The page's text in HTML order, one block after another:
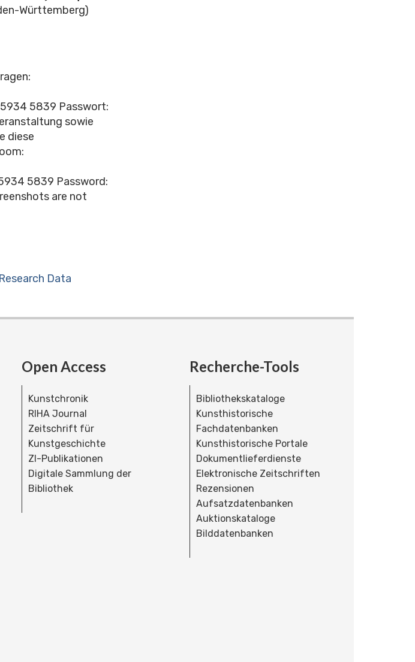
Württemberg)
5839 Passwort:
sowie
diese
5839 Password:
are not
Data
Open Access
Kunstchronik
RIHA Journal
Zeitschrift für
Kunstgeschichte
ZI-Publikationen
Digitale Sammlung der
Bibliothek
Recherche-Tools
Bibliothekskataloge
Kunsthistorische
Fachdatenbanken
Kunsthistorische Portale
Dokumentlieferdienste
Elektronische Zeitschriften
Rezensionen
Aufsatzdatenbanken
Auktionskataloge
Bilddatenbanken